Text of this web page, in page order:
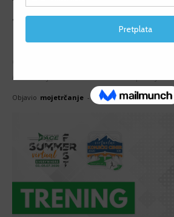
se u virtualnu
programu između
Objavio mojetrčanje - 25/06/2020